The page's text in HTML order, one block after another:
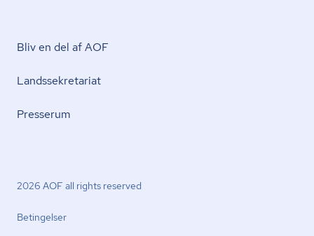
Bliv en del af AOF
Lands­se­kre­ta­ri­at
Presserum
2026 AOF all rights reserved
Betingelser